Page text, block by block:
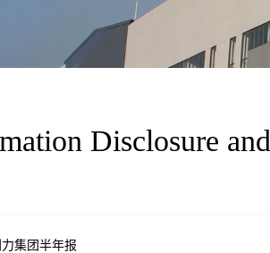
Disclosure and
集团半年报